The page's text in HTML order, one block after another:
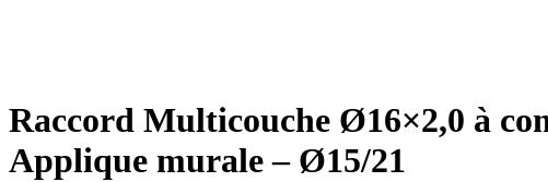
Raccord Multicouche Ø16×2,0 à
Applique murale – Ø15/21